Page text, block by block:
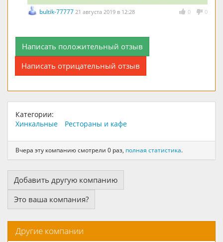
0 0
bultik-77777 21 августа 2019 в 12:28
Написать положительный отзыв
Написать отрицательный отзыв
Категории:
Хинкальные
Рестораны и кафе
Вчера эту компанию смотрели 0 раз, полная статистика.
Добавить другую компанию
Это ваша компания?
Другие компании